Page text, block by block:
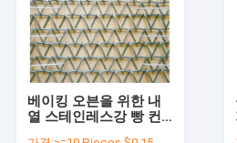
베이킹 오븐을 위한 내
열 스테인레스강 빵 컨